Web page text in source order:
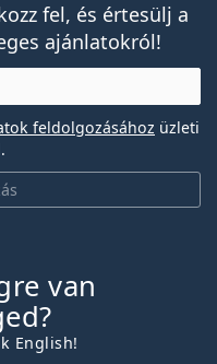
fel, és értesülj a
ajánlatokról!
feldolgozásához üzleti
van
English!